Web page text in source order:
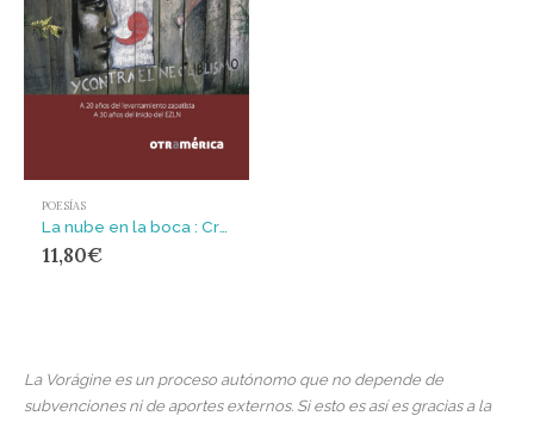
POESÍAS
La nube en la boca : Crónicas mexicanas
11,80€
La Vorágine es un proceso autónomo que no depende de
subvenciones ni de aportes externos. Si esto es así es gracias a la